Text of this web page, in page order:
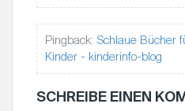
Pingback: Schlaue Bücher
Kinder - kinderinfo-blog
SCHREIBE EINEN